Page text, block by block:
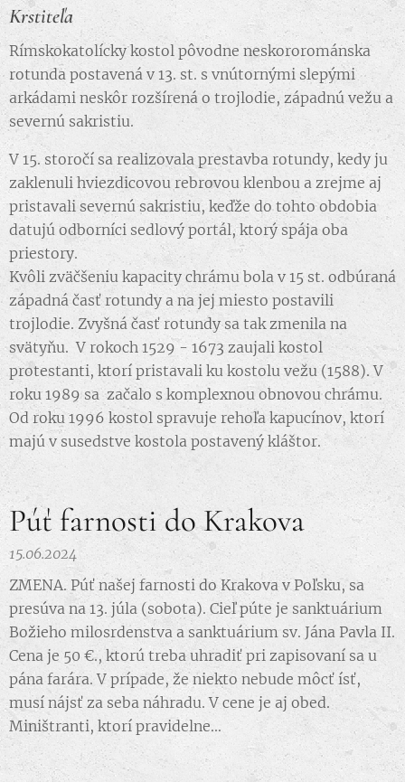
Krstiteľa
Rímskokatolícky kostol pôvodne neskororománska
rotunda postavená v 13. st. s vnútornými slepými
arkádami neskôr rozšírená o trojlodie, západnú vežu a
severnú sakristiu.
V 15. storočí sa realizovala prestavba rotundy, kedy ju
zaklenuli hviezdicovou rebrovou klenbou a zrejme aj
pristavali severnú sakristiu, keďže do tohto obdobia
datujú odborníci sedlový portál, ktorý spája oba
priestory.
Kvôli zväčšeniu kapacity chrámu bola v 15 st. odbúraná
západná časť rotundy a na jej miesto postavili
trojlodie. Zvyšná časť rotundy sa tak zmenila na
svätyňu. V rokoch 1529 - 1673 zaujali kostol
protestanti, ktorí pristavali ku kostolu vežu (1588). V
roku 1989 sa začalo s komplexnou obnovou chrámu.
Od roku 1996 kostol spravuje rehoľa kapucínov, ktorí
majú v susedstve kostola postavený kláštor.
Púť farnosti do Krakova
15.06.2024
ZMENA. Púť našej farnosti do Krakova v Poľsku, sa
presúva na 13. júla (sobota). Cieľ púte je sanktuárium
Božieho milosrdenstva a sanktuárium sv. Jána Pavla II.
Cena je 50 €., ktorú treba uhradiť pri zapisovaní sa u
pána farára. V prípade, že niekto nebude môcť ísť,
musí nájsť za seba náhradu. V cene je aj obed.
Miništranti, ktorí pravidelne...